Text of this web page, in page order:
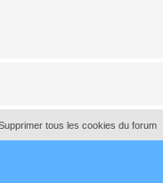
tous les cookies du forum